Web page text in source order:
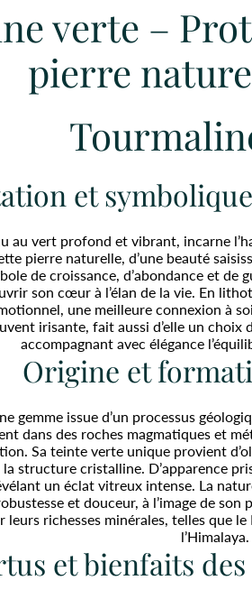
verte –
pierre
et
au vert profond et vibrant, incarne
pierre naturelle, d’une beauté
de croissance, d’abondance et
son cœur à l’élan de la vie. En
une meilleure connexion à
irisante, fait aussi d’elle un
accompagnant avec élégance
Origine et
gemme issue d’un processus
dans des roches magmatiques et
Sa teinte verte unique provient
structure cristalline. D’apparence
un éclat vitreux intense. La
et douceur, à l’image de
leurs richesses minérales, telles que
l’Himalaya.
et bienfaits